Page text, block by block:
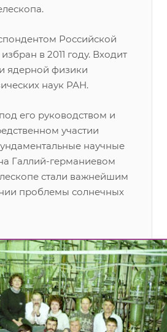
Российской
в 2011 году. Входит
ядерной физики
наук РАН.
его руководством и
участии
научные
Галлий-германиевом
стали важнейшим
проблемы солнечных